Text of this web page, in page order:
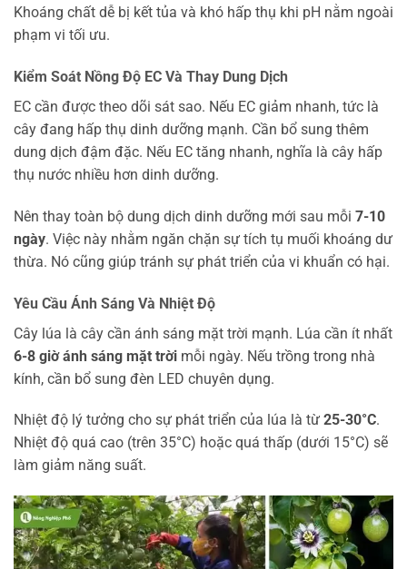
Khoáng chất dễ bị kết tủa và khó hấp thụ khi pH nằm ngoài
phạm vi tối ưu.
Kiểm Soát Nồng Độ EC Và Thay Dung Dịch
EC cần được theo dõi sát sao. Nếu EC giảm nhanh, tức là
cây đang hấp thụ dinh dưỡng mạnh. Cần bổ sung thêm
dung dịch đậm đặc. Nếu EC tăng nhanh, nghĩa là cây hấp
thụ nước nhiều hơn dinh dưỡng.
Nên thay toàn bộ dung dịch dinh dưỡng mới sau mỗi 7-10
ngày. Việc này nhằm ngăn chặn sự tích tụ muối khoáng dư
thừa. Nó cũng giúp tránh sự phát triển của vi khuẩn có hại.
Yêu Cầu Ánh Sáng Và Nhiệt Độ
Cây lúa là cây cần ánh sáng mặt trời mạnh. Lúa cần ít nhất
6-8 giờ ánh sáng mặt trời mỗi ngày. Nếu trồng trong nhà
kính, cần bổ sung đèn LED chuyên dụng.
Nhiệt độ lý tưởng cho sự phát triển của lúa là từ 25-30°C.
Nhiệt độ quá cao (trên 35°C) hoặc quá thấp (dưới 15°C) sẽ
làm giảm năng suất.